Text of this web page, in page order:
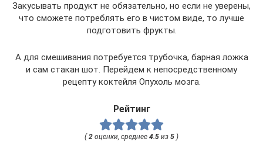
Закусывать продукт не обязательно, но если не уверены,
что сможете потреблять его в чистом виде, то лучше
подготовить фрукты.
А для смешивания потребуется трубочка, барная ложка
и сам стакан шот. Перейдем к непосредственному
рецепту коктейля Опухоль мозга.
Рейтинг
( 2 оценки, среднее 4.5 из 5 )